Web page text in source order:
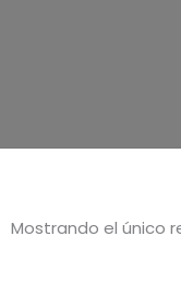
Mostrando el único